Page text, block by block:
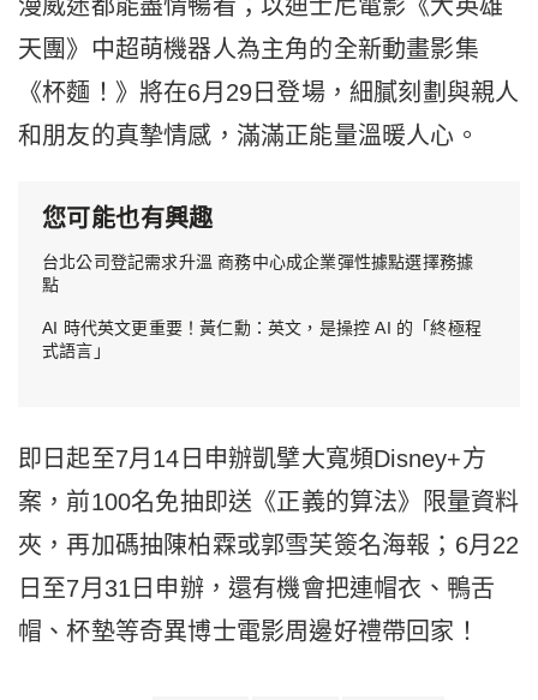
漫威迷都能盡情暢看；以迪士尼電影《大英雄
天團》中超萌機器人為主角的全新動畫影集
《杯麵！》將在6月29日登場，細膩刻劃與親人
和朋友的真摯情感，滿滿正能量溫暖人心。
您可能也有興趣
台北公司登記需求升溫 商務中心成企業彈性據點選擇務據
點
AI 時代英文更重要！黃仁勳：英文，是操控 AI 的「終極程
式語言」
即日起至7月14日申辦凱擘大寬頻Disney+方
案，前100名免抽即送《正義的算法》限量資料
夾，再加碼抽陳柏霖或郭雪芙簽名海報；6月22
日至7月31日申辦，還有機會把連帽衣、鴨舌
帽、杯墊等奇異博士電影周邊好禮帶回家！